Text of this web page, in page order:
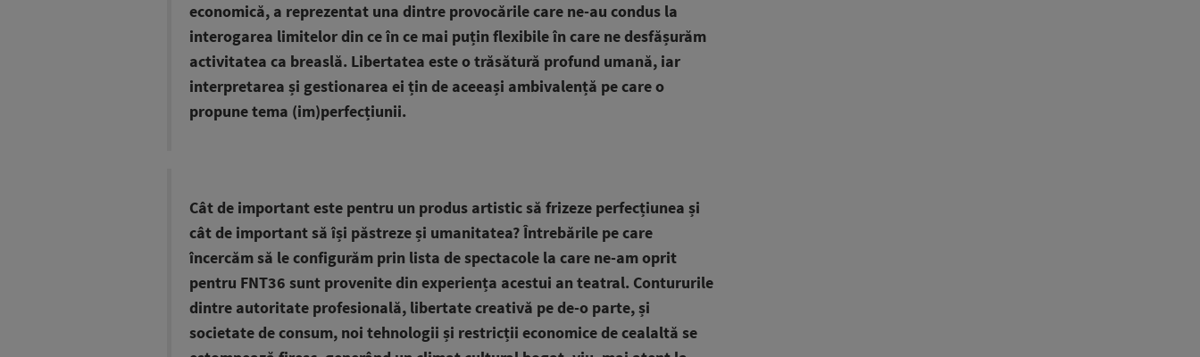
economică, a reprezentat una dintre provocările care ne-au condus la
interogarea limitelor din ce în ce mai puțin flexibile în care ne desfășurăm
activitatea ca breaslă. Libertatea este o trăsătură profund umană, iar
interpretarea și gestionarea ei țin de aceeași ambivalență pe care o
propune tema (im)perfecțiunii.
Cât de important este pentru un produs artistic să frizeze perfecțiunea și
cât de important să își păstreze și umanitatea? Întrebările pe care
încercăm să le configurăm prin lista de spectacole la care ne-am oprit
pentru FNT36 sunt provenite din experiența acestui an teatral. Contururile
dintre autoritate profesională, libertate creativă pe de-o parte, și
societate de consum, noi tehnologii și restricții economice de cealaltă se